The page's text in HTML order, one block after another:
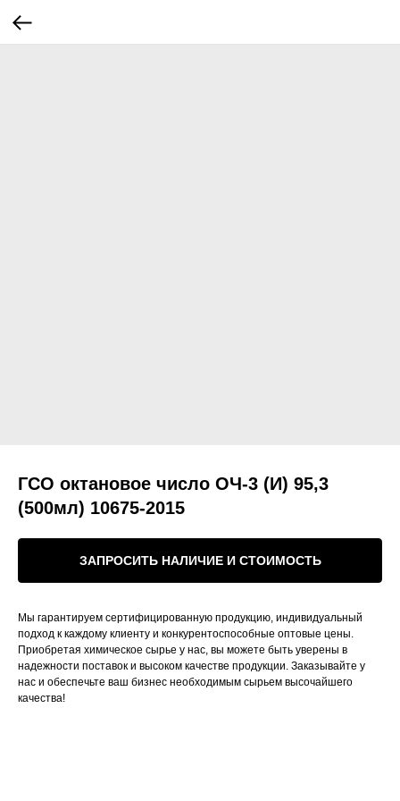
ГСО октановое число ОЧ-3 (И) 95,3
(500мл) 10675-2015
ЗАПРОСИТЬ НАЛИЧИЕ И СТОИМОСТЬ
Мы гарантируем сертифицированную продукцию, индивидуальный
подход к каждому клиенту и конкурентоспособные оптовые цены.
Приобретая химическое сырье у нас, вы можете быть уверены в
надежности поставок и высоком качестве продукции. Заказывайте у
нас и обеспечьте ваш бизнес необходимым сырьем высочайшего
качества!